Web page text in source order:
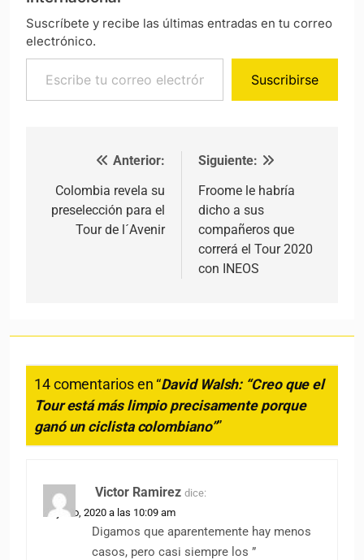
Suscríbete y recibe las últimas entradas en tu correo
electrónico.
Escribe tu correo electrónico…
Suscribirse
Navegación de entradas
Anterior:
Colombia revela su
preselección para el
Tour de l´Avenir
Siguiente:
Froome le habría
dicho a sus
compañeros que
correrá el Tour 2020
con INEOS
14 comentarios en “David Walsh: “Creo que el
Tour está más limpio precisamente porque
ganó un ciclista colombiano””
Victor Ramirez dice:
22 junio, 2020 a las 10:09 am
Digamos que aparentemente hay menos
casos, pero casi siempre los ”